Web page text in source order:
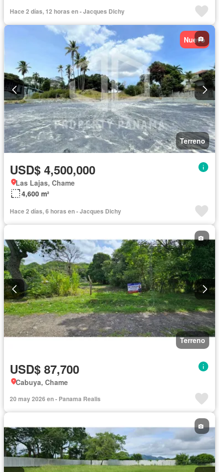
Hace 2 días, 12 horas en - Jacques Dichy
Nuevo
Terreno
USD$ 4,500,000
Las Lajas, Chame
4,600 m²
Hace 2 días, 6 horas en - Jacques Dichy
Terreno
USD$ 87,700
Cabuya, Chame
20 may 2026 en - Panama Realis